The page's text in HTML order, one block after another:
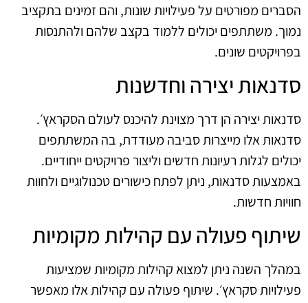
הסברים מפורטים על פעילויות שונות, והם זמינים בתקציב
נמוך. משתתפים יכולים ללמוד בקצב שלהם ולהתנסות
בפרויקטים שונים.
סדנאות יצירה וחדשנות
סדנאות יצירה הן דרך מצוינת להיכנס לעולם הסקראץ׳.
סדנאות אלו מייצרות סביבה מעודדת, בה המשתתפים
יכולים לגלות רעיונות חדשים וליצור פרויקטים ייחודיים.
באמצעות סדנאות, ניתן לפתח כישורים טכנולוגיים ולחוות
חוויות חדשות.
שיתוף פעולה עם קהילות מקומיות
במהלך השנה ניתן למצוא קהילות מקומיות שמציעות
פעילויות סקראץ׳. שיתוף פעולה עם קהילות אלו מאפשר